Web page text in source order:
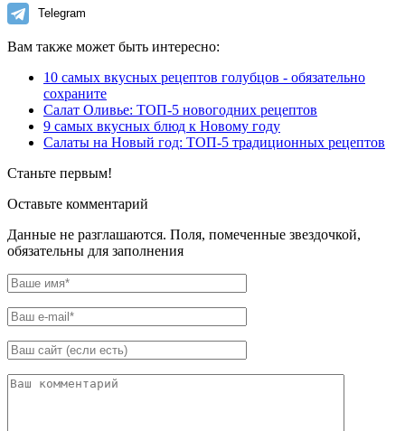
Telegram
Вам также может быть интересно:
10 самых вкусных рецептов голубцов - обязательно
сохраните
Салат Оливье: ТОП-5 новогодних рецептов
9 самых вкусных блюд к Новому году
Салаты на Новый год: ТОП-5 традиционных рецептов
Станьте первым!
Оставьте комментарий
Данные не разглашаются. Поля, помеченные звездочкой,
обязательны для заполнения